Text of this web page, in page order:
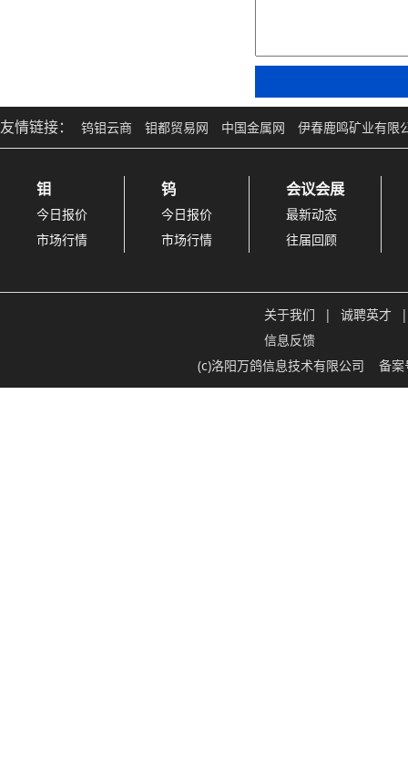
友情链接： 钨钼云商 钼都贸易网 中国金属网 伊春鹿鸣矿业有限
钼
今日报价
市场行情
钨
今日报价
市场行情
会议会展
最新动态
往届回顾
关于我们 | 诚聘英才
|
信息反馈
(c)洛阳万鸽信息技术有限公司 备案